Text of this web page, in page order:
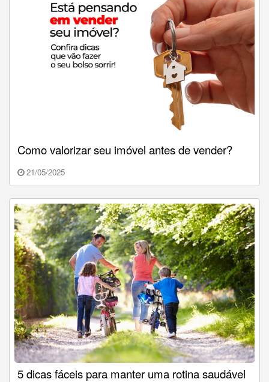
Como valorizar seu imóvel antes de vender?
21/05/2025
5 dicas fáceis para manter uma rotina saudável